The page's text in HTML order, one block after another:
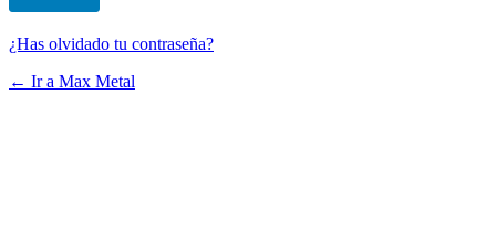
¿Has olvidado tu contraseña?
← Ir a Max Metal